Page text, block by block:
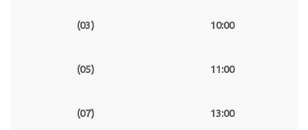
(03) 10:00
(05) 11:00
(07) 13:00